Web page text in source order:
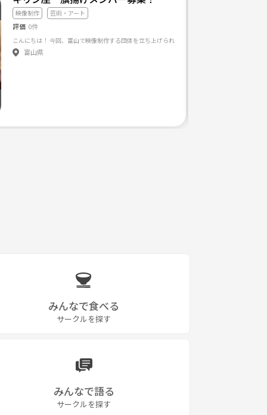
映像制作 芸術・アート
評価 0件
富山県
みんなで食べる
サークルを探す
みんなで語る
サークルを探す